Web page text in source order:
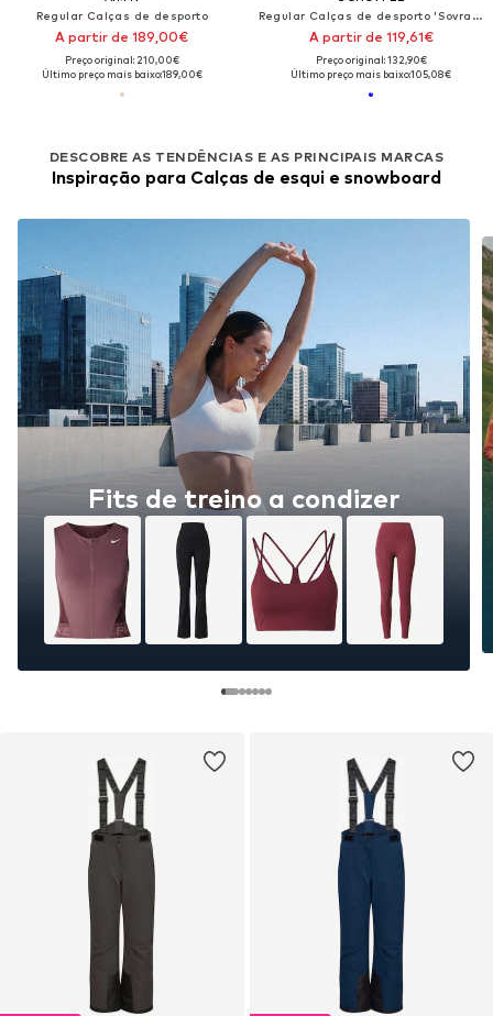
Regular Calças de desporto
A partir de 189,00€
Preço original: 210,00€
Último preço mais baixo:189,00€
DESCOBRE AS TENDÊNCIAS E AS PRINCIPAIS MARCAS
Inspiração para Calças de esqui e snowboard
Fits de treino a condizer
Regular Calças de desporto 'Sovramonte'
A partir de 119,61€
Preço original: 132,90€
Último preço mais baixo:105,08€